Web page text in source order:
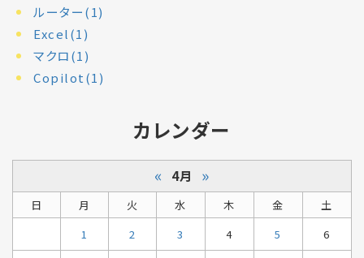
ルーター(1)
Excel(1)
マクロ(1)
Copilot(1)
カレンダー
« 4月 »
日 月 火 水 木 金
土
1
2 3 4 5 6